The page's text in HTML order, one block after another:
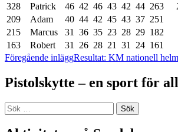
328
Patrick 46 42 46 43 42 44 263
209
Adam 40 44 42 45 43 37 251
215
Marcus 31 36 35 23 28 29 182
163
Robert 31 26 28 21 31 24 161
Inläggsnavigering
Föregående inläggResultat: KM nationell
Pistolskytte – en sport för
Sök
efter: